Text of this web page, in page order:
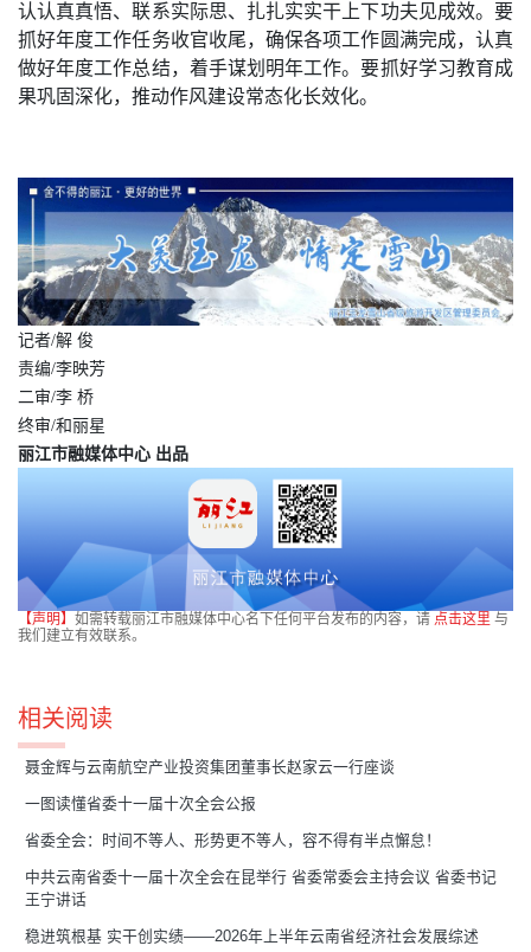
认认真真悟、联系实际思、扎扎实实干上下功夫见成效。要
抓好年度工作任务收官收尾，确保各项工作圆满完成，认真
做好年度工作总结，着手谋划明年工作。要抓好学习教育成
果巩固深化，推动作风建设常态化长效化。
记者/解 俊
责编/李映芳
二审/李 桥
终审/和丽星
丽江市融媒体中心 出品
【声明】 如需转载丽江市融媒体中心名下任何平台发布的内容，请 点击这里 与
我们建立有效联系。
相关阅读
聂金辉与云南航空产业投资集团董事长赵家云一行座谈
一图读懂省委十一届十次全会公报
省委全会：时间不等人、形势更不等人，容不得有半点懈怠！
中共云南省委十一届十次全会在昆举行 省委常委会主持会议 省委书记
王宁讲话
稳进筑根基 实干创实绩——2026年上半年云南省经济社会发展综述